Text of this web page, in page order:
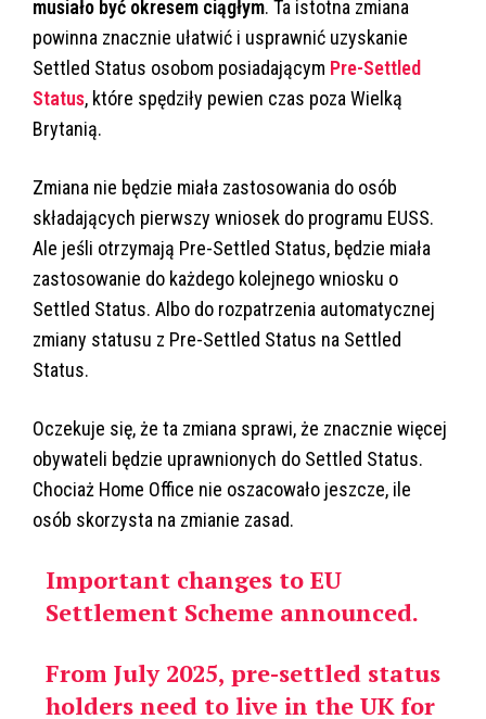
musiało być okresem ciągłym. Ta istotna zmiana
powinna znacznie ułatwić i usprawnić uzyskanie
Settled Status osobom posiadającym Pre-Settled
Status, które spędziły pewien czas poza Wielką
Brytanią.
Zmiana nie będzie miała zastosowania do osób
składających pierwszy wniosek do programu EUSS.
Ale jeśli otrzymają Pre-Settled Status, będzie miała
zastosowanie do każdego kolejnego wniosku o
Settled Status. Albo do rozpatrzenia automatycznej
zmiany statusu z Pre-Settled Status na Settled
Status.
Oczekuje się, że ta zmiana sprawi, że znacznie więcej
obywateli będzie uprawnionych do Settled Status.
Chociaż Home Office nie oszacowało jeszcze, ile
osób skorzysta na zmianie zasad.
Important changes to EU
Settlement Scheme announced.
From July 2025, pre-settled status
holders need to live in the UK for